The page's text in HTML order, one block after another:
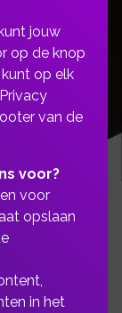
jouw
op de knop
kunt op elk
van de
voor?
voor
opslaan
in het